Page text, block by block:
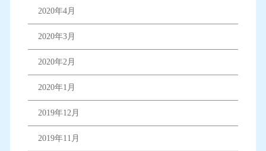
2020年4月
2020年3月
2020年2月
2020年1月
2019年12月
2019年11月